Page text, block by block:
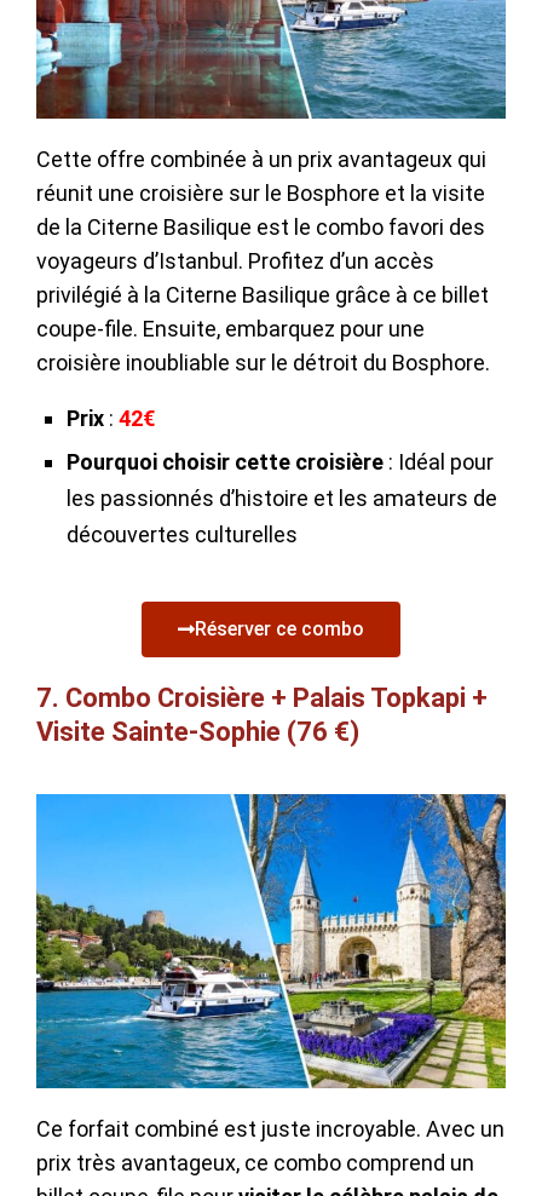
Cette offre combinée à un prix avantageux qui
réunit une croisière sur le Bosphore et la visite
de la Citerne Basilique est le combo favori des
voyageurs d’Istanbul. Profitez d’un accès
privilégié à la Citerne Basilique grâce à ce billet
coupe-file. Ensuite, embarquez pour une
croisière inoubliable sur le détroit du Bosphore.
Prix : 42€
Pourquoi choisir cette croisière : Idéal pour
les passionnés d’histoire et les amateurs de
découvertes culturelles
Réserver ce combo
7. Combo Croisière + Palais Topkapi +
Visite Sainte-Sophie (76 €)
Ce forfait combiné est juste incroyable. Avec un
prix très avantageux, ce combo comprend un